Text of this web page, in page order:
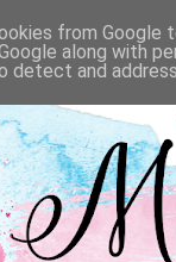
from Google
along with
detect and